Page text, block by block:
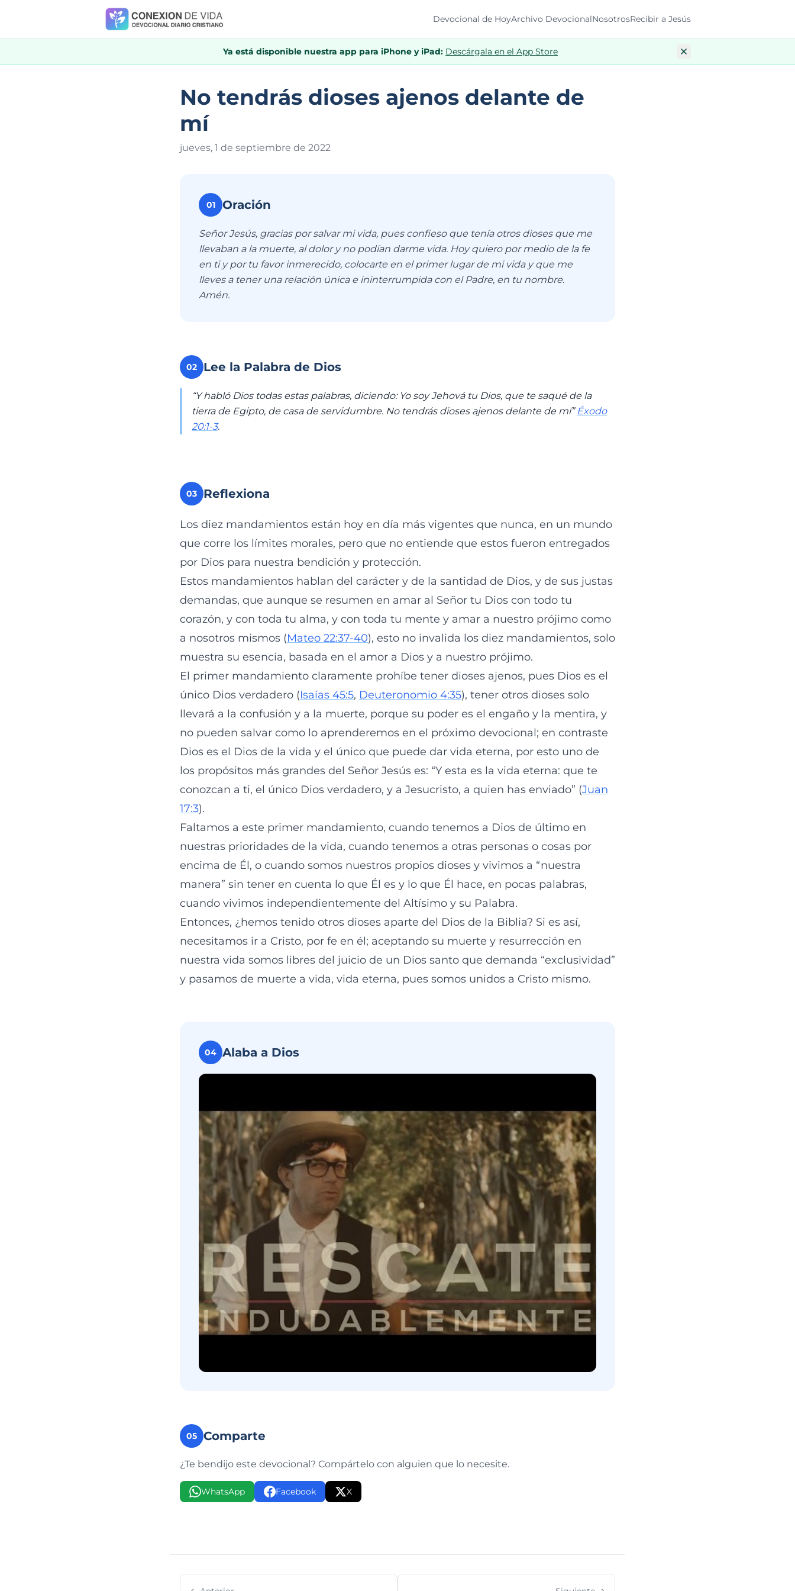
Devocional de HoyArchivo DevocionalNosotrosRecibir a Jesús
Ya está disponible nuestra app para iPhone y iPad: Descárgala en el App Store
No tendrás dioses ajenos delante de
mí
jueves, 1 de septiembre de 2022
01 Oración
Señor Jesús, gracias por salvar mi vida, pues confieso que tenía otros dioses que me
llevaban a la muerte, al dolor y no podían darme vida. Hoy quiero por medio de la fe
en ti y por tu favor inmerecido, colocarte en el primer lugar de mi vida y que me
lleves a tener una relación única e ininterrumpida con el Padre, en tu nombre.
Amén.
02 Lee la Palabra de Dios
“Y habló Dios todas estas palabras, diciendo: Yo soy Jehová tu Dios, que te saqué de la
tierra de Egipto, de casa de servidumbre. No tendrás dioses ajenos delante de mí” Éxodo
20:1-3.
03 Reflexiona
Los diez mandamientos están hoy en día más vigentes que nunca, en un mundo
que corre los límites morales, pero que no entiende que estos fueron entregados
por Dios para nuestra bendición y protección.
Estos mandamientos hablan del carácter y de la santidad de Dios, y de sus justas
demandas, que aunque se resumen en amar al Señor tu Dios con todo tu
corazón, y con toda tu alma, y con toda tu mente y amar a nuestro prójimo como
a nosotros mismos (Mateo 22:37-40), esto no invalida los diez mandamientos, solo
muestra su esencia, basada en el amor a Dios y a nuestro prójimo.
El primer mandamiento claramente prohíbe tener dioses ajenos, pues Dios es el
único Dios verdadero (Isaías 45:5, Deuteronomio 4:35), tener otros dioses solo
llevará a la confusión y a la muerte, porque su poder es el engaño y la mentira, y
no pueden salvar como lo aprenderemos en el próximo devocional; en contraste
Dios es el Dios de la vida y el único que puede dar vida eterna, por esto uno de
los propósitos más grandes del Señor Jesús es: “Y esta es la vida eterna: que te
conozcan a ti, el único Dios verdadero, y a Jesucristo, a quien has enviado” (Juan
17:3).
Faltamos a este primer mandamiento, cuando tenemos a Dios de último en
nuestras prioridades de la vida, cuando tenemos a otras personas o cosas por
encima de Él, o cuando somos nuestros propios dioses y vivimos a “nuestra
manera” sin tener en cuenta lo que Él es y lo que Él hace, en pocas palabras,
cuando vivimos independientemente del Altísimo y su Palabra.
Entonces, ¿hemos tenido otros dioses aparte del Dios de la Biblia? Si es así,
necesitamos ir a Cristo, por fe en él; aceptando su muerte y resurrección en
nuestra vida somos libres del juicio de un Dios santo que demanda “exclusividad”
y pasamos de muerte a vida, vida eterna, pues somos unidos a Cristo mismo.
04 Alaba a Dios
05 Comparte
¿Te bendijo este devocional? Compártelo con alguien que lo necesite.
WhatsApp Facebook X